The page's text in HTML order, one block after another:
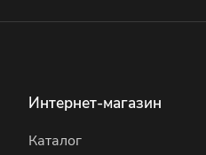
Интернет-магазин
Каталог